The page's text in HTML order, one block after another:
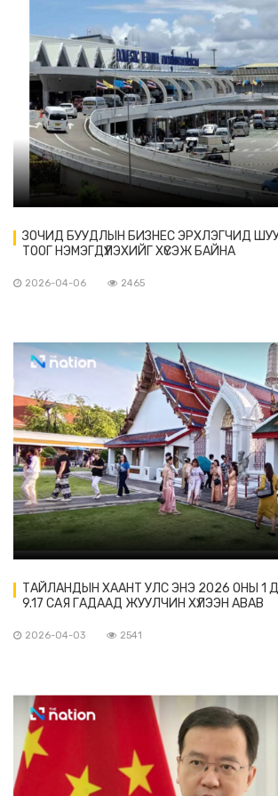
ЗОЧИД БУУДЛЫН БИЗНЕС ЭРХЛЭГЧИД
ТООГ НЭМЭГДҮҮЛЭХИЙГ ХҮСЭЖ БАЙНА
2026-04-06 2465
ТАЙЛАНДЫН ХААНТ УЛС ЭНЭ 2026 ОНЫ 1
9.17 САЯ ГАДААД ЖУУЛЧИН ХҮЛЭЭН АВАВ
2026-04-03 2541